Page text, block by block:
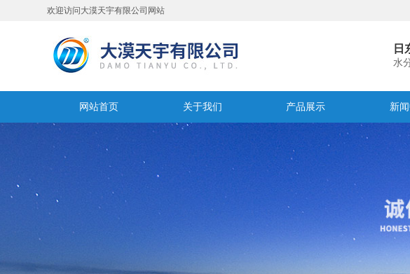
欢迎访问大漠天宇有限公司网站
日
水
网站首页 关于我们 产品展示 新